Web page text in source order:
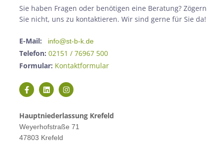
Sie haben Fragen oder benötigen eine Beratung? Zögern
Sie nicht, uns zu kontaktieren. Wir sind gerne für Sie da!
E-Mail: info@st-b-k.de
Telefon: 02151 / 76967 500
Formular: Kontaktformular
Hauptniederlassung Krefeld
Weyerhofstraße 71
47803 Krefeld